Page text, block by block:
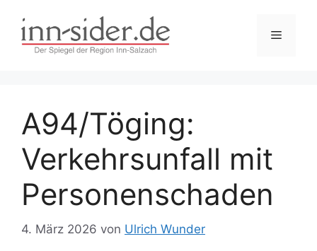
Inhalt
springen
Menü
A94/Töging:
Verkehrsunfall mit
Personenschaden
4. März 2026 von Ulrich Wunder